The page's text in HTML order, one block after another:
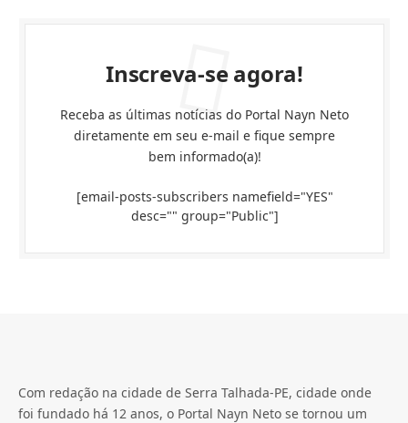
Inscreva-se agora!
Receba as últimas notícias do Portal Nayn Neto
diretamente em seu e-mail e fique sempre
bem informado(a)!
[email-posts-subscribers namefield="YES"
desc="" group="Public"]
Com redação na cidade de Serra Talhada-PE, cidade onde
foi fundado há 12 anos, o Portal Nayn Neto se tornou um